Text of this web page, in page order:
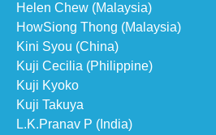
Helen Chew (Malaysia)
HowSiong Thong (Malaysia)
Kini Syou (China)
Kuji Cecilia (Philippine)
Kuji Kyoko
Kuji Takuya
L.K.Pranav P (India)